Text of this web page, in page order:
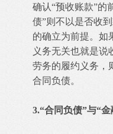
确认“预收账款”的
债”则不以是否收
的确立为前提。如
义务无关也就是说
劳务的履约义务，
合同负债。
3.“合同负债”与“